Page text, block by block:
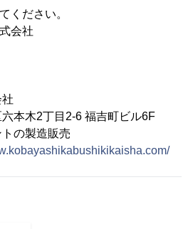
さい。
会社
本木2丁目2-6 福吉町ビル6F
の製造販売